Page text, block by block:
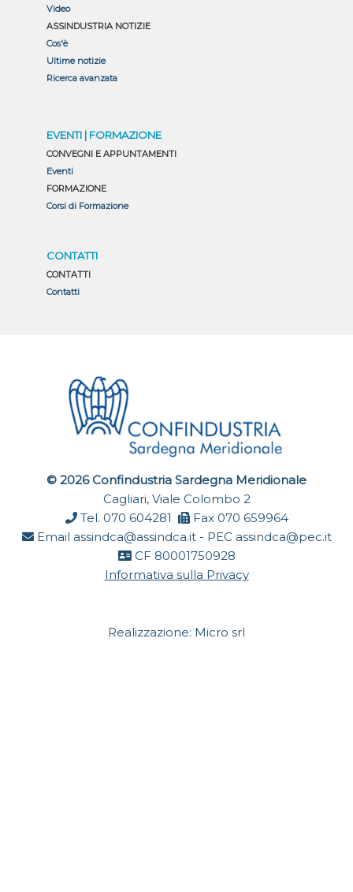
Video
ASSINDUSTRIA NOTIZIE
Cos'è
Ultime notizie
Ricerca avanzata
EVENTI | FORMAZIONE
CONVEGNI E APPUNTAMENTI
Eventi
FORMAZIONE
Corsi di Formazione
CONTATTI
CONTATTI
Contatti
© 2026 Confindustria Sardegna Meridionale
Cagliari, Viale Colombo 2
Tel. 070 604281
Fax 070 659964
Email assindca@assindca.it- PEC assindca@pec.it
CF 80001750928
Informativa sulla Privacy
Realizzazione: Micro srl